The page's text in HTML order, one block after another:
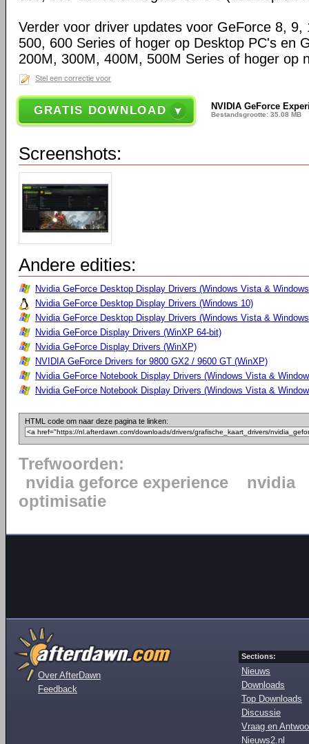
Verder voor driver updates voor GeForce 8, 9,
500, 600 Series of hoger op Desktop PC's en
200M, 300M, 400M, 500M Series of hoger op
Stel een correctie voor
GRATIS DOWNLOAD NVIDIA GeForce
Bestandsgrootte: 35.08 MB
Screenshots:
Andere edities:
Nvidia GeForce Desktop Display Drivers (Windows Vista &
Nvidia GeForce Desktop Display Drivers (Windows 10)
Nvidia GeForce Desktop Display Drivers (Windows Vista &
Nvidia GeForce Display Drivers (WinXP 64-bit)
Nvidia GeForce Display Drivers (WinXP)
NVIDIA GeForce Drivers for 9800 GX2 / 9600 GT (WinXP)
Nvidia GeForce Notebook Display Drivers (Windows Vista &
Nvidia GeForce Notebook Display Drivers (Windows Vista &
HTML code om naar deze pagina te linken:
Trefwoorden:
nvidia geforce experience
nvidia
optimisatie
Over AfterDawn
Feedback
Sections:
Nieuws
Downloads
Top Downloads
Discussie
Vraag en
Nieuws2.nl